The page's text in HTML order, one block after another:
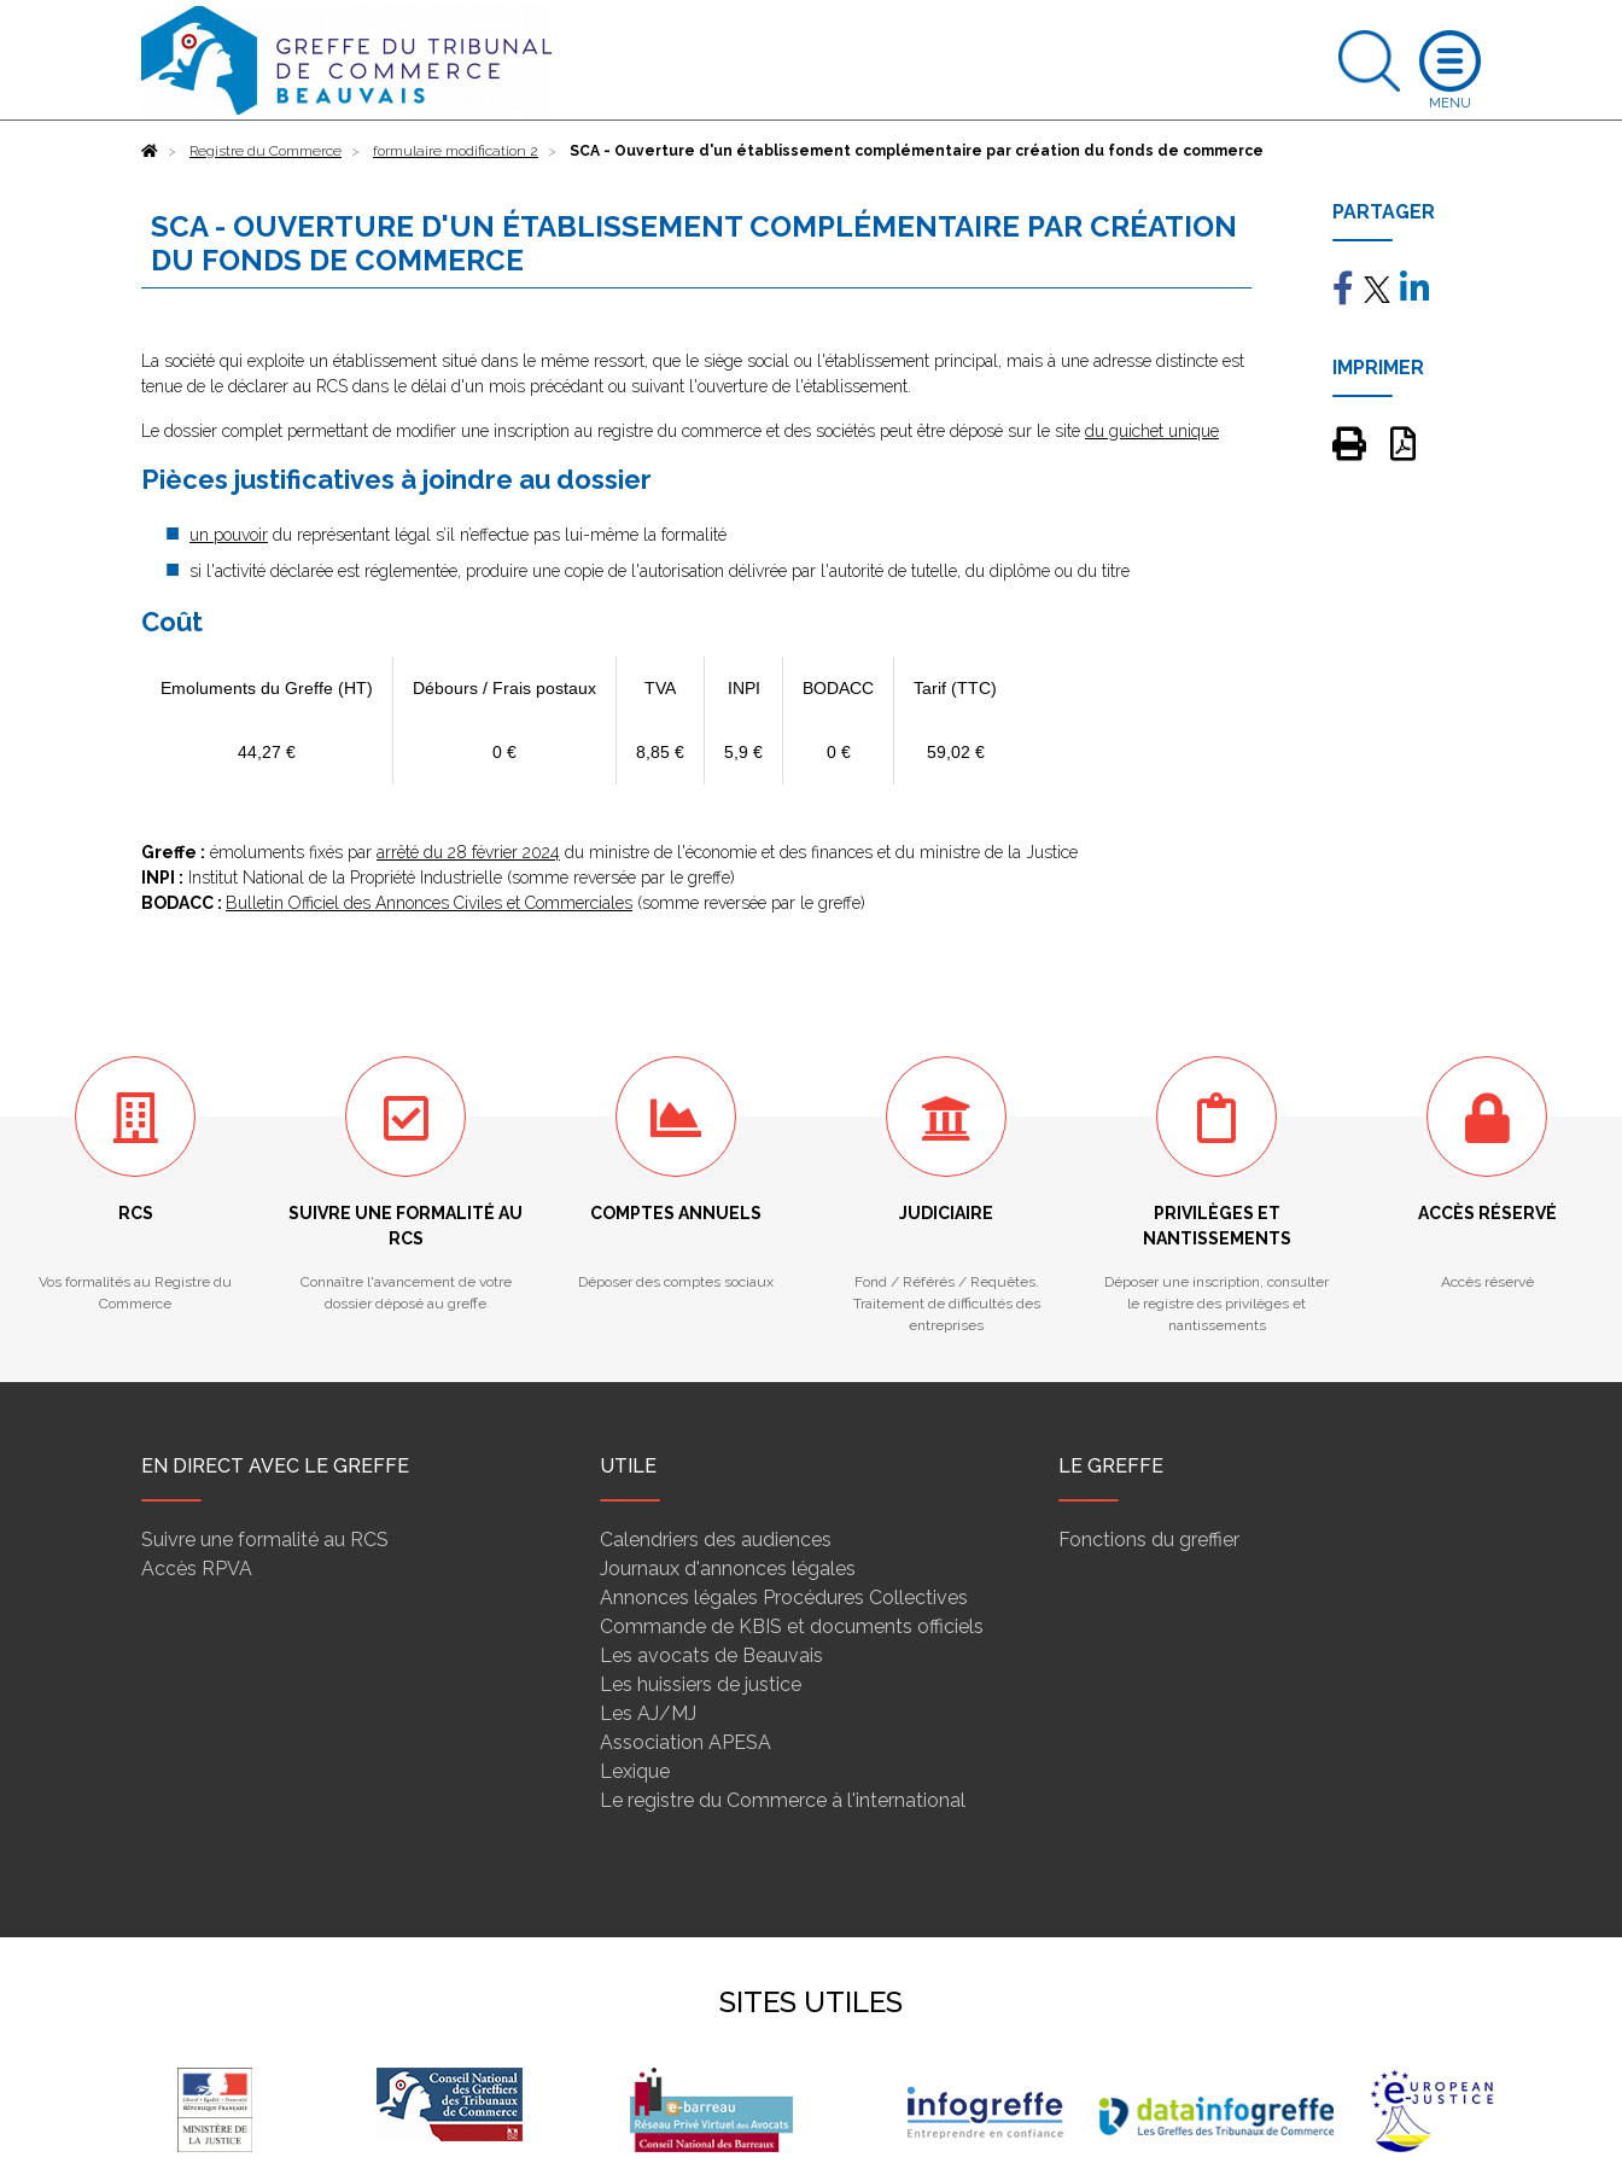
AccueilRegistre du Commerce formulaire modification 2 SCA - Ouverture d'un établissement complémentaire par création du fonds de commerce
SCA - OUVERTURE D'UN ÉTABLISSEMENT COMPLÉMENTAIRE PAR CRÉATION
DU FONDS DE COMMERCE
La société qui exploite un établissement situé dans le même ressort, que le siège social ou l'établissement principal, mais à une adresse distincte est
tenue de le déclarer au RCS dans le délai d'un mois précédant ou suivant l'ouverture de l'établissement.
Le dossier complet permettant de modifier une inscription au registre du commerce et des sociétés peut être déposé sur le site du guichet unique
Pièces justificatives à joindre au dossier
un pouvoir du représentant légal s’il n’effectue pas lui-même la formalité
si l'activité déclarée est réglementée, produire une copie de l'autorisation délivrée par l'autorité de tutelle, du diplôme ou du titre
Coût
Emoluments du Greffe (HT) Débours / Frais postaux TVA INPI BODACC Tarif (TTC)
44,27 € 0 € 8,85 € 5,9 € 0 € 59,02 €
Greffe : émoluments fixés par arrêté du 28 février 2024 du ministre de l'économie et des finances et du ministre de la Justice
INPI : Institut National de la Propriété Industrielle (somme reversée par le greffe)
BODACC : Bulletin Officiel des Annonces Civiles et Commerciales (somme reversée par le greffe)
PARTAGER
IMPRIMER
RCS
Vos formalités au Registre du
Commerce
SUIVRE UNE FORMALITÉ AU
RCS
Connaître l'avancement de votre
dossier déposé au greffe
COMPTES ANNUELS
Déposer des comptes sociaux
JUDICIAIRE
Fond / Référés / Requêtes.
Traitement de difficultés des
entreprises
PRIVILÈGES ET
NANTISSEMENTS
Déposer une inscription, consulter
le registre des privilèges et
nantissements
ACCÈS RÉSERVÉ
Accès réservé
EN DIRECT AVEC LE GREFFE
Suivre une formalité au RCS
Accès RPVA
UTILE
Calendriers des audiences
Journaux d'annonces légales
Annonces légales Procédures Collectives
Commande de KBIS et documents officiels
Les avocats de Beauvais
Les huissiers de justice
Les AJ/MJ
Association APESA
Lexique
Le registre du Commerce à l'international
LE GREFFE
Fonctions du greffier
SITES UTILES